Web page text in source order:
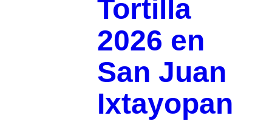
Tortilla
2026 en
San Juan
Ixtayopan